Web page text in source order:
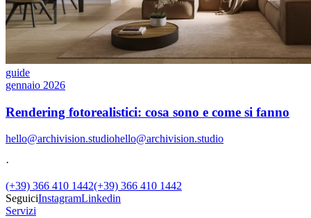
guide
gennaio 2026
Rendering fotorealistici: cosa sono e come si fanno
hello@archivision.studiohello@archivision.studio
·
(+39) 366 410 1442(+39) 366 410 1442
SeguiciInstagramLinkedin
Servizi